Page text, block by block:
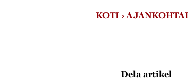
KOTI ›
Dela artikel